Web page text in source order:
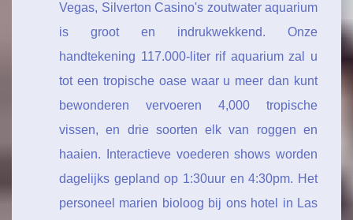
Vegas, Silverton Casino's zoutwater aquarium
is groot en indrukwekkend. Onze
handtekening 117.000-liter rif aquarium zal u
tot een tropische oase waar u meer dan kunt
bewonderen vervoeren 4,000 tropische
vissen, en drie soorten elk van roggen en
haaien. Interactieve voederen shows worden
dagelijks gepland op 1:30uur en 4:30pm. Het
personeel marien bioloog bij ons hotel in Las